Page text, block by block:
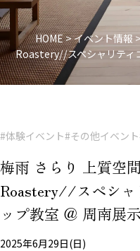
HOME>イベント情報
Roastery//スペシャリティ
#体験イベント#その他イベント
梅雨 さらり 上質空
Roastery//スペシャ
ップ教室 ＠ 周南展
2025年6月29日(日)